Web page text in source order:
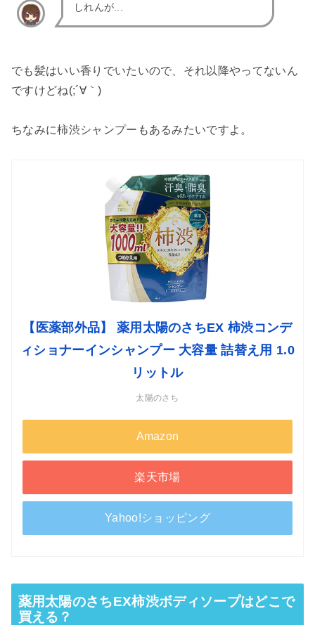
しれんが...
でも髪はいい香りでいたいので、それ以降やってないん
ですけどね(;´∀｀)
ちなみに柿渋シャンプーもあるみたいですよ。
【医薬部外品】 薬用太陽のさちEX 柿渋コンデ
ィショナーインシャンプー 大容量 詰替え用 1.0
リットル
太陽のさち
Amazon
楽天市場
Yahoo!ショッピング
薬用太陽のさちEX柿渋ボディソープはどこで
買える？